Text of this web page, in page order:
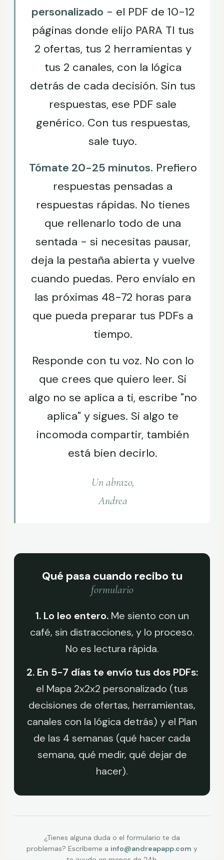
personalizado - el PDF de 10-12
páginas donde elijo PARA TI tus
2 ofertas, tus 2 herramientas y
tus 2 canales, con la lógica
detrás de cada decisión. Sin tus
respuestas, ese PDF sale
genérico. Con tus respuestas,
sale tuyo.
Tómate 20-25 minutos. Prefiero
respuestas pensadas a
respuestas rápidas. No tienes
que rellenarlo todo de una
sentada - si necesitas pausar,
deja la pestaña abierta y vuelve
cuando puedas. Pero envíalo en
las próximas 48-72 horas para
que pueda preparar tus PDFs a
tiempo.
Responde con tu voz. No con lo
que crees que quiero leer. Si
algo no se aplica a ti, escribe "no
aplica" y sigues. Si algo te
incomoda compartir, también
está bien decirlo.
Un abrazo,
Andrea
Qué pasa cuando recibo tu
formulario
1. Lo leo entero.Me siento con un
café, sin distracciones, y lo proceso.
No es lectura rápida.
2. En 5-7 días te envío tus dos PDFs:
el Mapa 2x2x2 personalizado (tus
decisiones de ofertas, herramientas,
canales con la lógica detrás) y el Plan
de las 4 semanas (qué hacer cada
semana, qué medir, qué dejar de
hacer).
¿Tienes alguna duda o el formulario te da
problemas? Escríbeme a info@andreapapp.com y